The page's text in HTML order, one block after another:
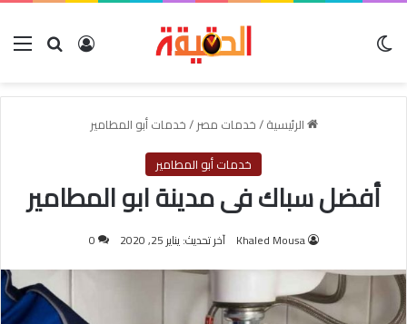
بحث عنتسجيل
الرئيسية/خدمات مصر/خدمات أبو المطامير
خدمات أبو المطامير
أفضل سباك فى مدينة ابو المطامير
Khaled Mousa آخر تحديث: يناير 25, 2020 0